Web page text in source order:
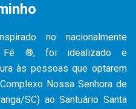
no nacionalmente
Fé ®, foi idealizado e
às pessoas que optarem
Nossa Senhora de
SC) ao Santuário Santa